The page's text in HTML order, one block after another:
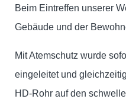
Beim Eintreffen unserer
Gebäude und der
Mit Atemschutz wurde
eingeleitet und
HD-Rohr auf den